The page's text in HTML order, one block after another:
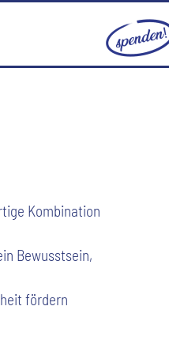
Kombination
Bewusstsein,
fördern